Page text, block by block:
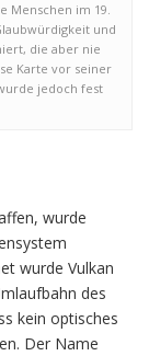
Menschen im 19.
und
die aber nie
Karte vor seiner
jedoch fest
wurde
wurde Vulkan
des
kein optisches
Der Name